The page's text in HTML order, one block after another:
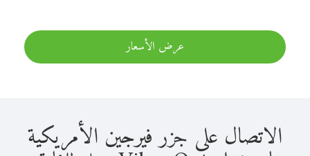
عرض الأسعار
الاتصال على جزر فيرجين الأمريكية